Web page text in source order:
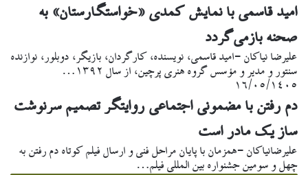
امید قاسمی با نمایش کمدی «خواستگارستان» به
صحنه بازمی‌گردد
علیرضا نیاکان -امید قاسمی، نویسنده، کارگردان، بازیگر، دوبلور، نوازنده
سنتور و مدیر و مؤسس گروه هنری پرچین، از سال ۱۳۹۲…
۱۶/۰۵/۱۴۰۵
دم رفتن با مضمونی اجتماعی روایتگر تصمیم سرنوشت
ساز یک مادر است
علیرضانیاکان -همزمان با پایان مراحل فنی و ارسال فیلم کوتاه دم رفتن به
چهل و سومین جشنواره بین المللی فیلم…